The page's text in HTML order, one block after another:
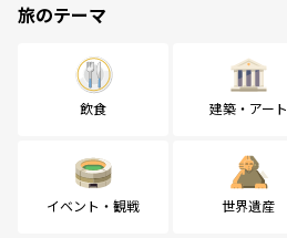
旅のテーマ
飲食 建築・アート
イベント・観戦 世界遺産